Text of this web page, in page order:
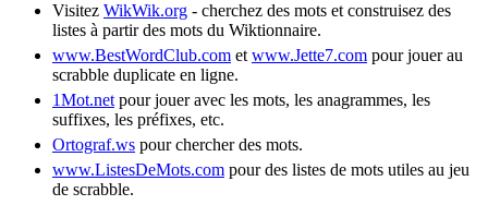
Visitez WikWik.org - cherchez des mots et construisez des
listes à partir des mots du Wiktionnaire.
www.BestWordClub.com et www.Jette7.com pour jouer au
scrabble duplicate en ligne.
1Mot.net pour jouer avec les mots, les anagrammes, les
suffixes, les préfixes, etc.
Ortograf.ws pour chercher des mots.
www.ListesDeMots.com pour des listes de mots utiles au jeu
de scrabble.